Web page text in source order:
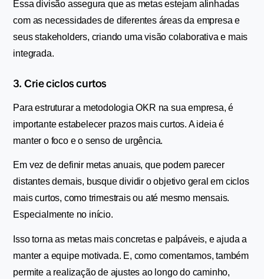
Essa divisão assegura que as metas estejam alinhadas
com as necessidades de diferentes áreas da empresa e
seus stakeholders, criando uma visão colaborativa e mais
integrada.
3. Crie ciclos curtos
Para estruturar a metodologia OKR na sua empresa, é
importante estabelecer prazos mais curtos. A ideia é
manter o foco e o senso de urgência.
Em vez de definir metas anuais, que podem parecer
distantes demais, busque dividir o objetivo geral em ciclos
mais curtos, como trimestrais ou até mesmo mensais.
Especialmente no início.
Isso torna as metas mais concretas e palpáveis, e ajuda a
manter a equipe motivada. E, como comentamos, também
permite a realização de ajustes ao longo do caminho,